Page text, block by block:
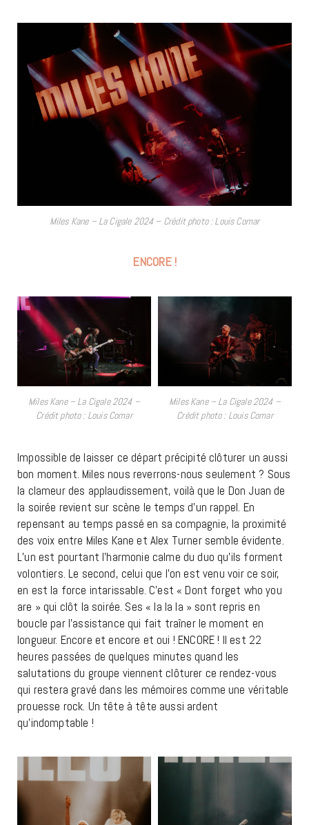
Miles Kane – La Cigale 2024 – Crédit photo : Louis Comar
ENCORE !
Miles Kane – La Cigale 2024 –
Crédit photo : Louis Comar
Miles Kane – La Cigale 2024 –
Crédit photo : Louis Comar
Impossible de laisser ce départ précipité clôturer un aussi
bon moment. Miles nous reverrons-nous seulement ? Sous
la clameur des applaudissement, voilà que le Don Juan de
la soirée revient sur scène le temps d’un rappel. En
repensant au temps passé en sa compagnie, la proximité
des voix entre Miles Kane et Alex Turner semble évidente.
L’un est pourtant l’harmonie calme du duo qu’ils forment
volontiers. Le second, celui que l’on est venu voir ce soir,
en est la force intarissable. C’est « Dont forget who you
are » qui clôt la soirée. Ses « la la la » sont repris en
boucle par l’assistance qui fait traîner le moment en
longueur. Encore et encore et oui ! ENCORE ! Il est 22
heures passées de quelques minutes quand les
salutations du groupe viennent clôturer ce rendez-vous
qui restera gravé dans les mémoires comme une véritable
prouesse rock. Un tête à tête aussi ardent
qu’indomptable !